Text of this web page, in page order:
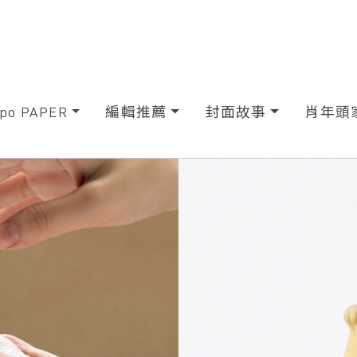
PAPER 編輯推薦 封面故事 肖年頭